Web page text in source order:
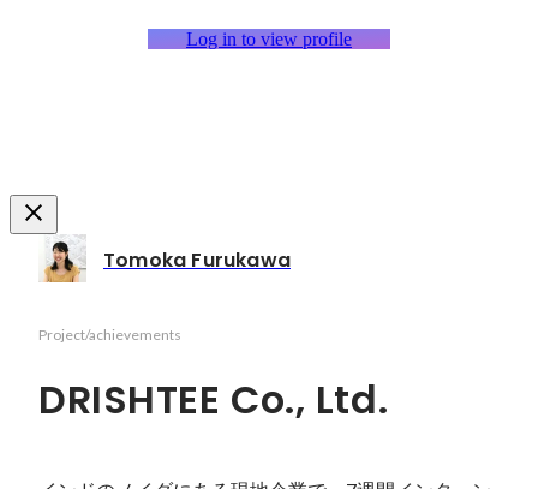
Log in to view profile
Tomoka Furukawa
Project/achievements
DRISHTEE Co., Ltd.